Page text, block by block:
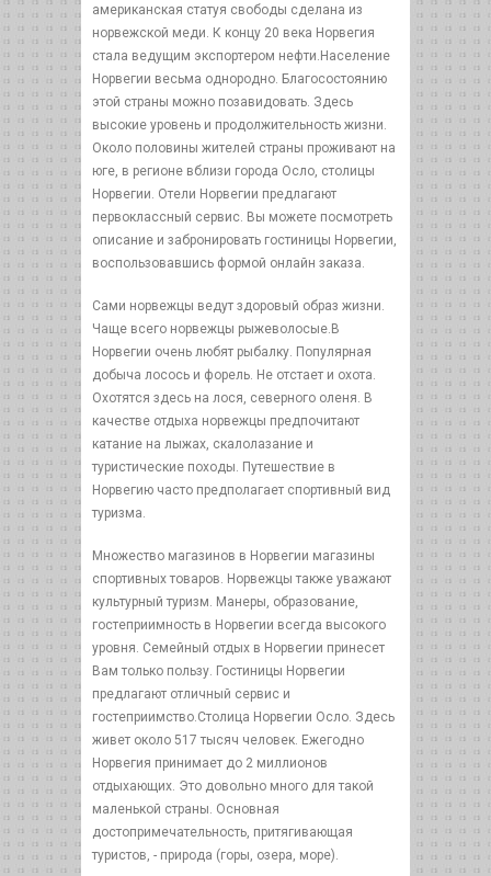
американская статуя свободы сделана из
норвежской меди. К концу 20 века Норвегия
стала ведущим экспортером нефти.Население
Норвегии весьма однородно. Благосостоянию
этой страны можно позавидовать. Здесь
высокие уровень и продолжительность жизни.
Около половины жителей страны проживают на
юге, в регионе вблизи города Осло, столицы
Норвегии. Отели Норвегии предлагают
первоклассный сервис. Вы можете посмотреть
описание и забронировать гостиницы Норвегии,
воспользовавшись формой онлайн заказа.
Сами норвежцы ведут здоровый образ жизни.
Чаще всего норвежцы рыжеволосые.В
Норвегии очень любят рыбалку. Популярная
добыча лосось и форель. Не отстает и охота.
Охотятся здесь на лося, северного оленя. В
качестве отдыха норвежцы предпочитают
катание на лыжах, скалолазание и
туристические походы. Путешествие в
Норвегию часто предполагает спортивный вид
туризма.
Множество магазинов в Норвегии магазины
спортивных товаров. Норвежцы также уважают
культурный туризм. Манеры, образование,
гостеприимность в Норвегии всегда высокого
уровня. Семейный отдых в Норвегии принесет
Вам только пользу. Гостиницы Норвегии
предлагают отличный сервис и
гостеприимство.Столица Норвегии Осло. Здесь
живет около 517 тысяч человек. Ежегодно
Норвегия принимает до 2 миллионов
отдыхающих. Это довольно много для такой
маленькой страны. Основная
достопримечательность, притягивающая
туристов, - природа (горы, озера, море).